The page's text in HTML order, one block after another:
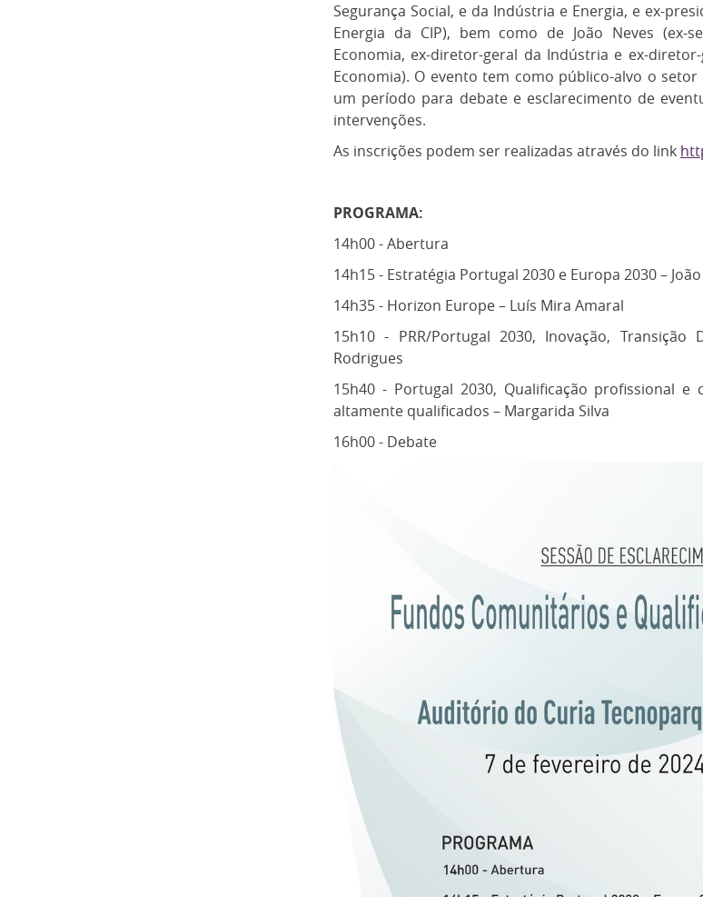
Segurança Social, e da Indústria e Energia, e ex-
Energia da CIP), bem como de João Neves (ex-
Economia, ex-diretor-geral da Indústria e ex-
Economia). O evento tem como público-alvo o
um período para debate e esclarecimento de
intervenções.
As inscrições podem ser realizadas através do link
PROGRAMA:
14h00 - Abertura
14h15 - Estratégia Portugal 2030 e Europa 2030 –
14h35 - Horizon Europe – Luís Mira Amaral
15h10 - PRR/Portugal 2030, Inovação,
Rodrigues
15h40 - Portugal 2030, Qualificação profissional
altamente qualificados – Margarida Silva
16h00 - Debate